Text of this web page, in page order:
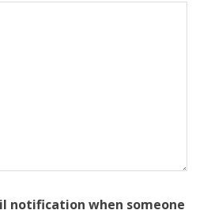
notification when someone